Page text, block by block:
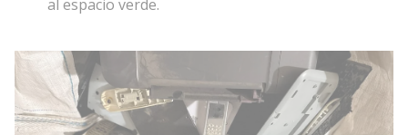
al espacio verde.